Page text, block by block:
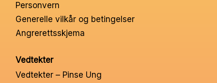
Personvern
Generelle vilkår og betingelser
Angrerettsskjema
Vedtekter
Vedtekter – Pinse Ung
Medlemssystem